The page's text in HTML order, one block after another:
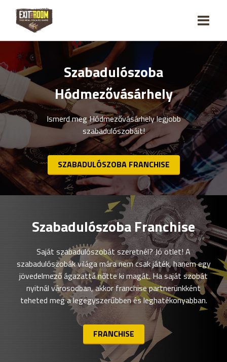
Szabadulószoba
Hódmezővásárhely
Ismerd meg Hódmezővásárhely legjobb
szabadulószobáit!
SZABADULÓSZOBA FRANCHISE
Szabadulószoba Franchise
Saját szabadulószobát szeretnél? Jó ötlet! A
szabadulószobák világa mára nem csak játék, hanem egy
jövedelmező ágazattá nőtte ki magát. Ha saját szobát
nyitnál városodban, akkor franchise partnerünkként
teheted meg a legegyszerűbben és leghatékonyabban.
FRANCHISE